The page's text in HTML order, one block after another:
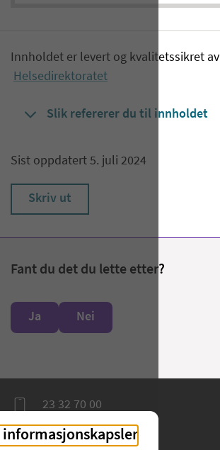
Innholdet er levert og kvalitetssikret av
Helsedirektoratet
Slik refererer du til innholdet
Sist oppdatert 5. juli 2024
Skriv ut
Fant du det du lette etter?
Ja Nei